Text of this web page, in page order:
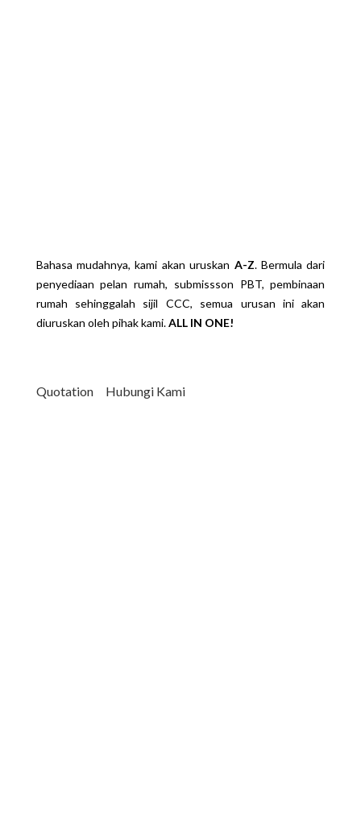
Bahasa mudahnya, kami akan uruskan A-Z. Bermula dari
penyediaan pelan rumah, submissson PBT, pembinaan
rumah sehinggalah sijil CCC, semua urusan ini akan
diuruskan oleh pihak kami.ALL IN ONE!
Quotation Hubungi Kami